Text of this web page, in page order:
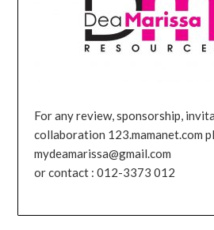
For any review, sponsorship,
collaboration 123.mamanet.com
mydeamarissa@gmail.com
or contact : 012-3373 012